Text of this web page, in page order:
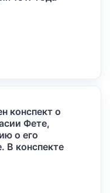
конспект о
Фете,
о его
В конспекте